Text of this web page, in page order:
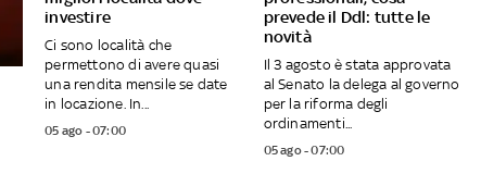
investire
Ci sono località che
permettono di avere quasi
una rendita mensile se date
in locazione. In...
05 ago - 07:00
prevede il Ddl: tutte le
novità
Il 3 agosto è stata approvata
al Senato la delega al governo
per la riforma degli
ordinamenti...
05 ago - 07:00